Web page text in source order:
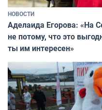
НОВОСТИ
Аделаида Егорова: «На
не потому, что это
ты им интересен»